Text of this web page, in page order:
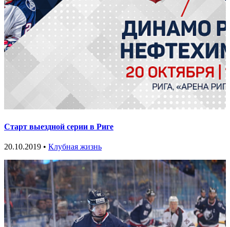
Старт выездной серии в Риге
20.10.2019 • Клубная жизнь